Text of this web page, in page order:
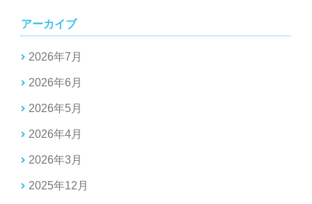
アーカイブ
2026年7月
2026年6月
2026年5月
2026年4月
2026年3月
2025年12月